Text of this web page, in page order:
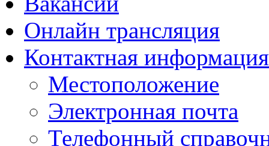
Онлайн трансляция
Контактная информация
Местоположение
Электронная почта
Телефонный